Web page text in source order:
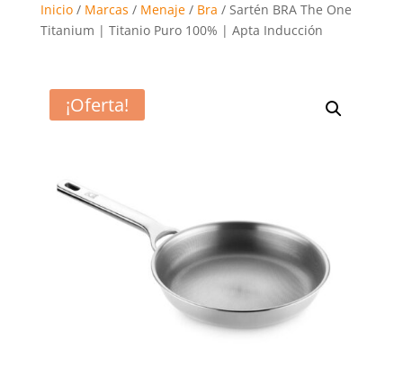
Inicio/ Marcas / Menaje/ Bra / Sartén BRA The One
Titanium | Titanio Puro 100% | Apta Inducción
¡Oferta!